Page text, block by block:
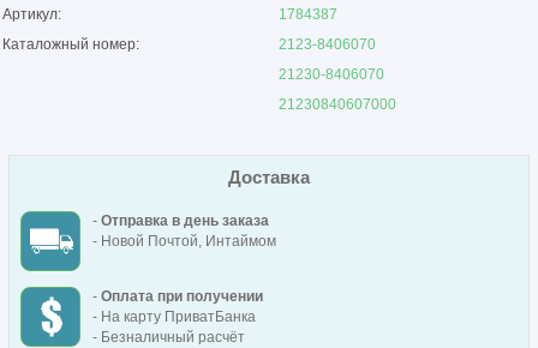
Артикул:
1784387
Каталожный номер:
2123-8406070
21230-8406070
21230840607000
Доставка
- Отправка в день заказа
- Новой Почтой, Интаймом
- Оплата при получении
- На карту ПриватБанка
- Безналичный расчёт